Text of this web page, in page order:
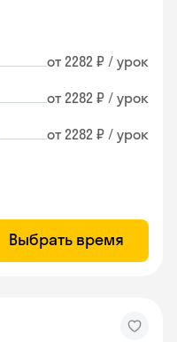
от 2282 ₽ / урок
от 2282 ₽ / урок
от 2282 ₽ / урок
Выбрать время